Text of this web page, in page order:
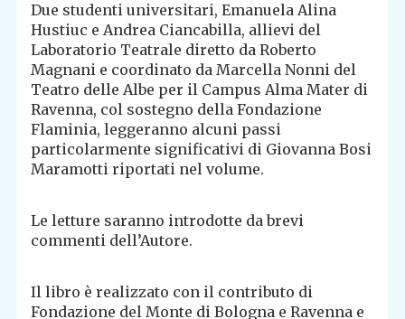
Due studenti universitari, Emanuela Alina
Hustiuc e Andrea Ciancabilla, allievi del
Laboratorio Teatrale diretto da Roberto
Magnani e coordinato da Marcella Nonni del
Teatro delle Albe per il Campus Alma Mater di
Ravenna, col sostegno della Fondazione
Flaminia, leggeranno alcuni passi
particolarmente significativi di Giovanna Bosi
Maramotti riportati nel volume.
Le letture saranno introdotte da brevi
commenti dell’Autore.
Il libro è realizzato con il contributo di
Fondazione del Monte di Bologna e Ravenna e